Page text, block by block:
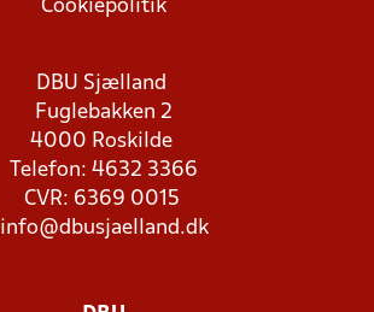
Cookiepolitik
DBU Sjælland
Fuglebakken 2
4000 Roskilde
Telefon: 4632 3366
CVR: 6369 0015
info@dbusjaelland.dk